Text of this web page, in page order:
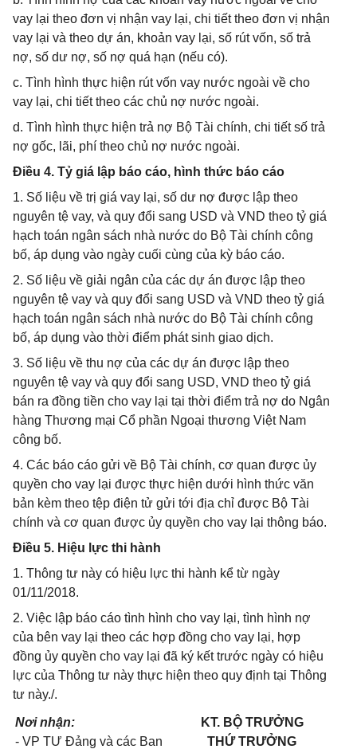
vay lại theo đơn vị nhận vay lại, chi tiết theo đơn vị nhận
vay lại và theo dự án, khoản vay lại, số rút vốn, số trả
nợ, số dư nợ, số nợ quá hạn (nếu có).
c. Tình hình thực hiện rút vốn vay nước ngoài về cho
vay lại, chi tiết theo các chủ nợ nước ngoài.
d. Tình hình thực hiện trả nợ Bộ Tài chính, chi tiết số trả
nợ gốc, lãi, phí theo chủ nợ nước ngoài.
Điều 4. Tỷ giá lập báo cáo, hình thức báo cáo
1. Số liệu về trị giá vay lại, số dư nợ được lập theo
nguyên tệ vay, và quy đổi sang USD và VND theo tỷ giá
hạch toán ngân sách nhà nước do Bộ Tài chính công
bố, áp dụng vào ngày cuối cùng của kỳ báo cáo.
2. Số liệu về giải ngân của các dự án được lập theo
nguyên tệ vay và quy đổi sang USD và VND theo tỷ giá
hạch toán ngân sách nhà nước do Bộ Tài chính công
bố, áp dụng vào thời điểm phát sinh giao dịch.
3. Số liệu về thu nợ của các dự án được lập theo
nguyên tệ vay và quy đổi sang USD, VND theo tỷ giá
bán ra đồng tiền cho vay lại tại thời điểm trả nợ do Ngân
hàng Thương mại Cổ phần Ngoại thương Việt Nam
công bố.
4. Các báo cáo gửi về Bộ Tài chính, cơ quan được ủy
quyền cho vay lại được thực hiện dưới hình thức văn
bản kèm theo tệp điện tử gửi tới địa chỉ được Bộ Tài
chính và cơ quan được ủy quyền cho vay lại thông báo.
Điều 5. Hiệu lực thi hành
1. Thông tư này có hiệu lực thi hành kể từ ngày
01/11/2018.
2. Việc lập báo cáo tình hình cho vay lại, tình hình nợ
của bên vay lại theo các hợp đồng cho vay lại, hợp
đồng ủy quyền cho vay lại đã ký kết trước ngày có hiệu
lực của Thông tư này thực hiện theo quy định tại Thông
tư này./.
Nơi nhận:
- VP TƯ Đảng và các Ban
KT. BỘ TRƯỞNG
THỨ TRƯỞNG